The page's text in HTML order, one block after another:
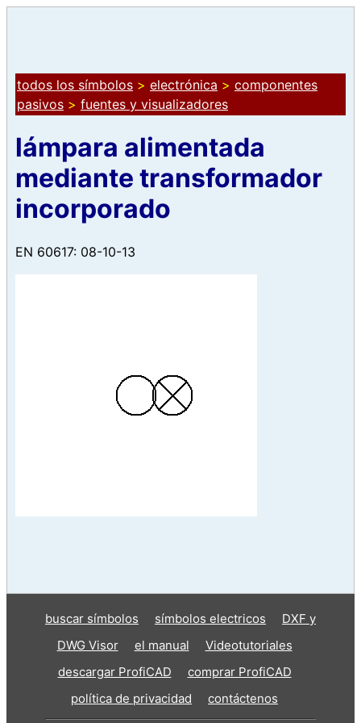
todos los símbolos > electrónica > componentes
pasivos > fuentes y visualizadores
lámpara alimentada
mediante transformador
incorporado
EN 60617: 08-10-13
buscar símbolos símbolos electricos
DXF y
DWG Visor
el manual
Videotutoriales
descargar ProfiCAD
comprar ProfiCAD
política de privacidad
contáctenos